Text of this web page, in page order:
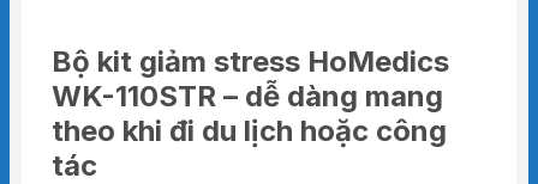
Bộ kit giảm stress HoMedics
WK-110STR – dễ dàng mang
theo khi đi du lịch hoặc công
tác